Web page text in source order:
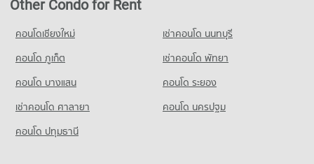
Other Condo for Rent
คอนโดเชียงใหม่
เช่าคอนโด นนทบุรี
คอนโด ภูเก็ต
เช่าคอนโด พัทยา
คอนโด บางแสน
คอนโด ระยอง
เช่าคอนโด ศาลายา
คอนโด นครปฐม
คอนโด ปทุมธานี